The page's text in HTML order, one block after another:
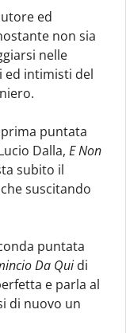
ed
non sia
nelle
ed intimisti del
prima puntata
Dalla, E Non
subito il
suscitando
puntata
Da Qui di
e parla al
di nuovo un